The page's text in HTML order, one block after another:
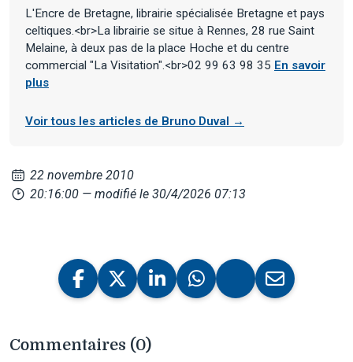
L'Encre de Bretagne, librairie spécialisée Bretagne et pays
celtiques.<br>La librairie se situe à Rennes, 28 rue Saint
Melaine, à deux pas de la place Hoche et du centre
commercial "La Visitation".<br>02 99 63 98 35 En savoir
plus
Voir tous les articles de Bruno Duval →
22 novembre 2010
20:16:00 — modifié le 30/4/2026 07:13
Commentaires (0)